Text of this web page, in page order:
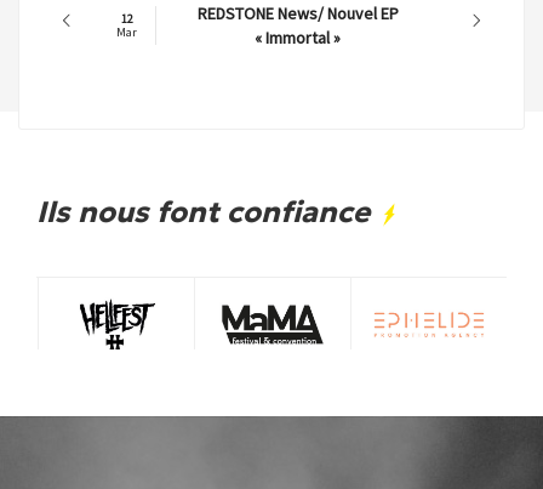
12
Mar
REDSTONE News/ Nouvel EP
« Immortal »
Ils nous font confiance